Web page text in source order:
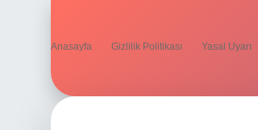
Anasayfa Gizlilik Politikası Yasal Uyarı